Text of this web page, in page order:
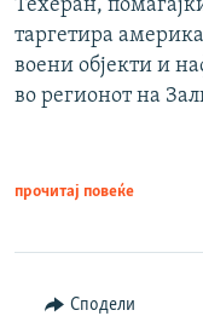
Техеран,
таргетира
воени објекти и
во регионот на
прочитај повеќе
Сподели